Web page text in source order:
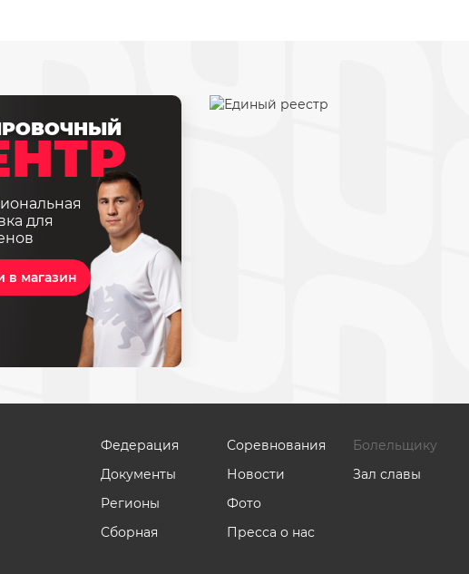
для
в магазин
Федерация
Документы
Регионы
Сборная
Соревнования
Новости
Фото
Пресса о нас
Болельщику
Зал славы